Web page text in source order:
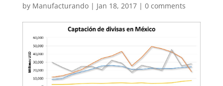
by Manufacturando| Jan 18, 2017| 0 comments